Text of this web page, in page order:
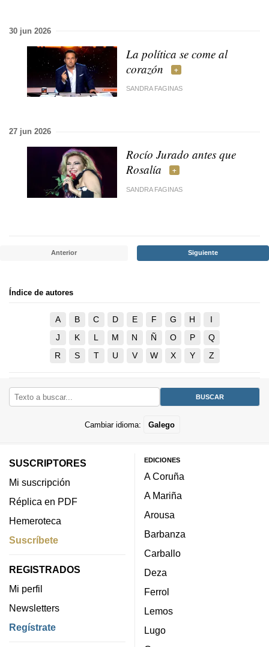
30 jun 2026
La política se come al
corazón
SANDRA FAGINAS
27 jun 2026
Rocío Jurado antes que
Rosalía
SANDRA FAGINAS
Anterior Siguiente
Índice de autores
A B C D E F G H
I
J
K L M N Ñ O P
Q
R
S T U V W X Y Z
Cambiar idioma: Galego
SUSCRIPTORES
Mi suscripción
Réplica en PDF
Hemeroteca
Suscríbete
REGISTRADOS
Mi perfil
Newsletters
Regístrate
EDICIONES
A Coruña
A Mariña
Arousa
Barbanza
Carballo
Deza
Ferrol
Lemos
Lugo